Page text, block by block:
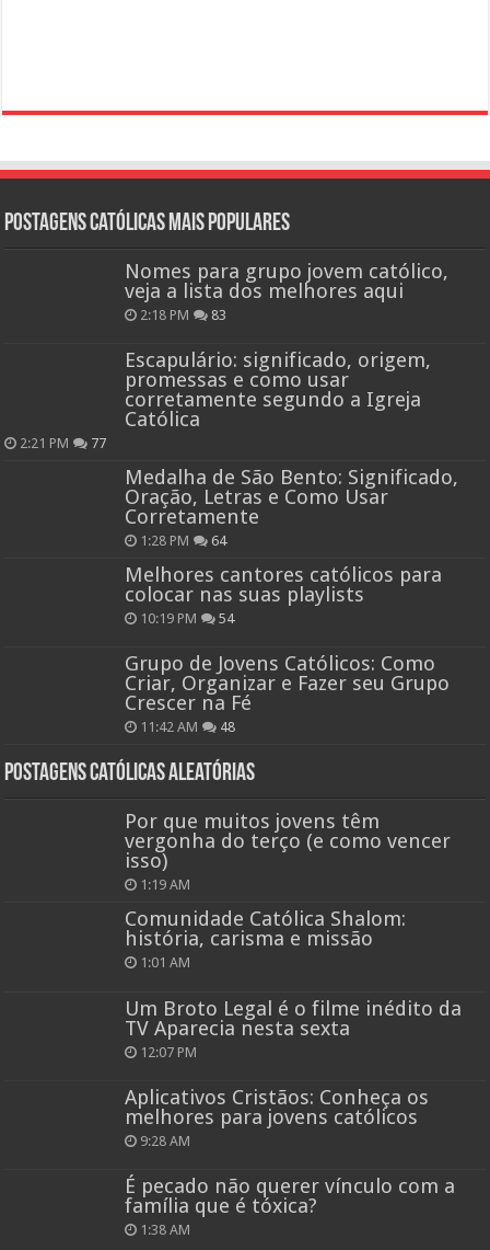
Postagens católicas mais Populares
Nomes para grupo jovem católico,
veja a lista dos melhores aqui
2:18 PM 83
Escapulário: significado, origem,
promessas e como usar
corretamente segundo a Igreja
Católica
2:21 PM 77
Medalha de São Bento: Significado,
Oração, Letras e Como Usar
Corretamente
1:28 PM 64
Melhores cantores católicos para
colocar nas suas playlists
10:19 PM 54
Grupo de Jovens Católicos: Como
Criar, Organizar e Fazer seu Grupo
Crescer na Fé
11:42 AM 48
Postagens católicas aleatórias
Por que muitos jovens têm
vergonha do terço (e como vencer
isso)
1:19 AM
Comunidade Católica Shalom:
história, carisma e missão
1:01 AM
Um Broto Legal é o filme inédito da
TV Aparecia nesta sexta
12:07 PM
Aplicativos Cristãos: Conheça os
melhores para jovens católicos
9:28 AM
É pecado não querer vínculo com a
família que é tóxica?
1:38 AM